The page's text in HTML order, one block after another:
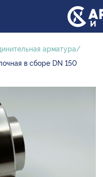
арматура
в сборе DN 150